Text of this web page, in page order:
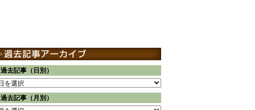
過去記事（日別）
過去記事（月別）